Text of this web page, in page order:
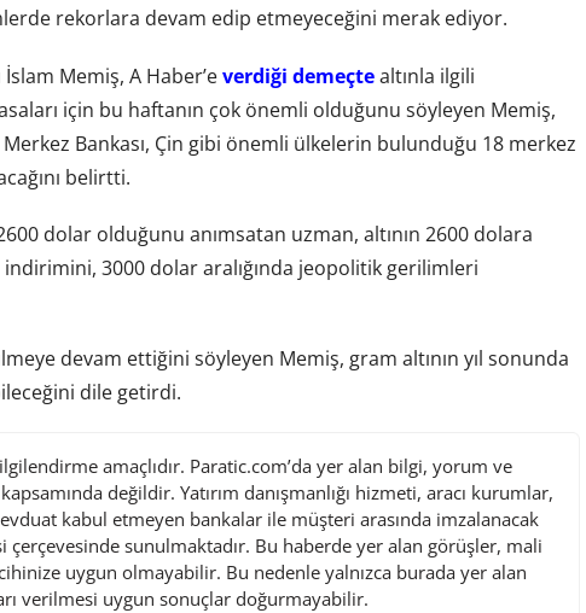
rekorlara devam edip etmeyeceğini merak ediyor.
İslam Memiş, A Haber’everdiği demeçtealtınla ilgili
için bu haftanın çok önemli olduğunu söyleyen Memiş,
Merkez Bankası, Çin gibi önemli ülkelerin bulunduğu 18 merkez
belirtti.
dolar olduğunu anımsatan uzman, altının 2600 dolara
indirimini, 3000 dolar aralığında jeopolitik gerilimleri
devam ettiğini söyleyen Memiş, gram altının yıl sonunda
dile getirdi.
amaçlıdır. Paratic.com’da yer alan bilgi, yorum ve
değildir. Yatırım danışmanlığı hizmeti, aracı kurumlar,
kabul etmeyen bankalar ile müşteri arasında imzalanacak
çerçevesinde sunulmaktadır. Bu haberde yer alan görüşler, mali
uygun olmayabilir. Bu nedenle yalnızca burada yer alan
verilmesi uygun sonuçlar doğurmayabilir.